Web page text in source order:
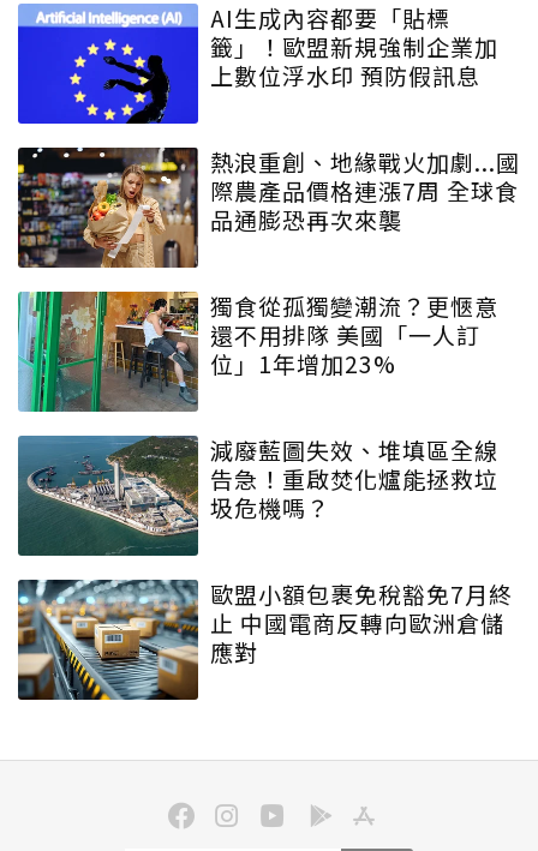
AI生成內容都要「貼標
籤」！歐盟新規強制企業加
上數位浮水印 預防假訊息
熱浪重創、地緣戰火加劇...國
際農產品價格連漲7周 全球食
品通膨恐再次來襲
獨食從孤獨變潮流？更愜意
還不用排隊 美國「一人訂
位」1年增加23%
減廢藍圖失效、堆填區全線
告急！重啟焚化爐能拯救垃
圾危機嗎？
歐盟小額包裹免稅豁免7月終
止 中國電商反轉向歐洲倉儲
應對